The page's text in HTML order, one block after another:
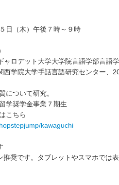
日（木）午後７時～９時
ロデット大学大学院言語学部言語学
西学院大学手話言語研究センター、
について研究。
学奨学金事業７期生
こちら
kawaguchi
奨です。タブレットやスマホでは